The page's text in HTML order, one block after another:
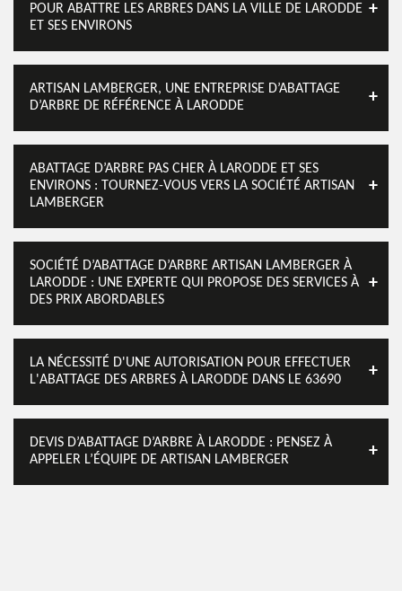
POUR ABATTRE LES ARBRES DANS LA VILLE DE LARODDE
ET SES ENVIRONS
ARTISAN LAMBERGER, UNE ENTREPRISE D’ABATTAGE
D’ARBRE DE RÉFÉRENCE À LARODDE
ABATTAGE D’ARBRE PAS CHER À LARODDE ET SES
ENVIRONS : TOURNEZ-VOUS VERS LA SOCIÉTÉ ARTISAN
LAMBERGER
SOCIÉTÉ D’ABATTAGE D’ARBRE ARTISAN LAMBERGER À
LARODDE : UNE EXPERTE QUI PROPOSE DES SERVICES À
DES PRIX ABORDABLES
LA NÉCESSITÉ D'UNE AUTORISATION POUR EFFECTUER
L'ABATTAGE DES ARBRES À LARODDE DANS LE 63690
DEVIS D’ABATTAGE D’ARBRE À LARODDE : PENSEZ À
APPELER L’ÉQUIPE DE ARTISAN LAMBERGER